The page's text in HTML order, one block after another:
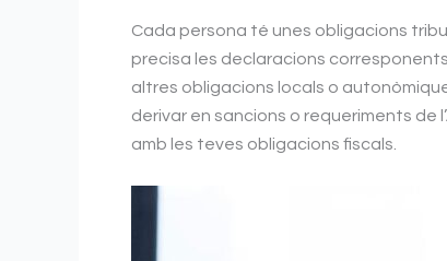
Cada persona té unes obligacions
precisa les declaracions corresponents
altres obligacions locals o
derivar en sancions o requeriments
amb les teves obligacions fiscals.